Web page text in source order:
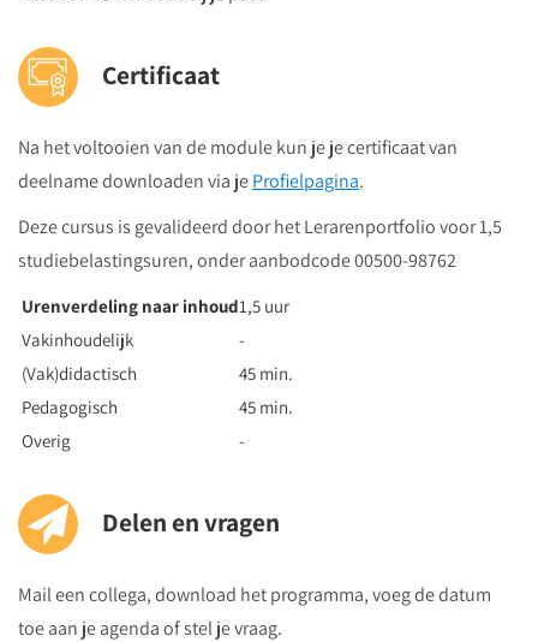
Certificaat
Na het voltooien van de module kun je je certificaat van
deelname downloaden via jeProfielpagina.
Deze cursus is gevalideerd door het Lerarenportfolio voor 1,5
studiebelastingsuren, onder aanbodcode00500-98762
Urenverdeling naar inhoud1,5 uur
Vakinhoudelijk
-
(Vak)didactisch
45 min.
Pedagogisch
45 min.
Overig
-
Delen en vragen
Mail een collega, download het programma, voeg de datum
toe aan je agenda of stel je vraag.